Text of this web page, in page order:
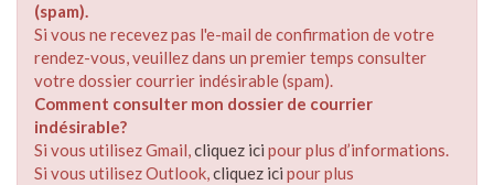
(spam).
Si vous ne recevez pas l'e-mail de confirmation de votre
rendez-vous, veuillez dans un premier temps consulter
votre dossier courrier indésirable (spam).
Comment consulter mon dossier de courrier
indésirable?
Si vous utilisez Gmail,cliquez ici pour plus d’informations.
Si vous utilisez Outlook,cliquez ici pour plus